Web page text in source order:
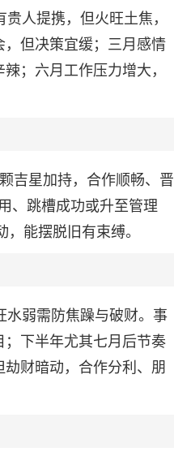
人提携，但火旺土焦，
但决策宜缓；三月感情
；六月工作压力增大，
颗吉星加持，合作顺畅、晋
、跳槽成功或升至管理
能摆脱旧有束缚。
水弱需防焦躁与破财。事
下半年尤其七月后节奏
财暗动，合作分利、朋